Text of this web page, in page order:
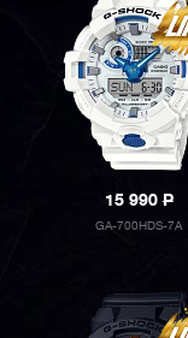
15 990P
GA-700HDS-7A